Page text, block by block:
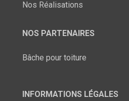
Nos Réalisations
NOS PARTENAIRES
Bâche pour toiture
INFORMATIONS LÉGALES